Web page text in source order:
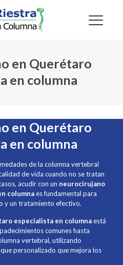
en Querétaro
en columna
en Querétaro
en columna
de la columna vertebral
de vida cuando no se tratan
acudir con un neurocirujano
columnaes fundamental para
y un tratamiento efectivo.
especialista en columnaestá
comunes hasta
vertebral, utilizando
personalizado que mejora los